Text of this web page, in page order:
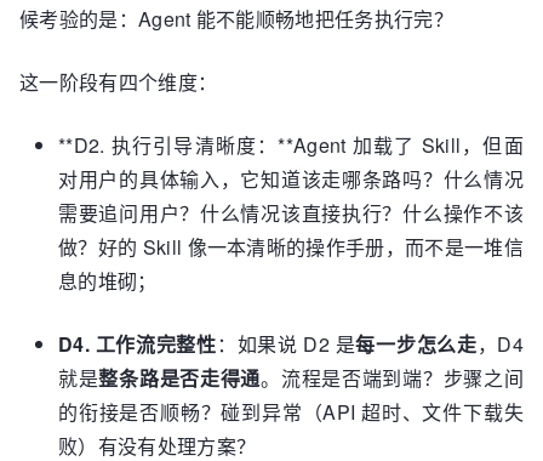
候考验的是：Agent 能不能顺畅地把任务执行完？
这一阶段有四个维度：
**D2. 执行引导清晰度：**Agent 加载了 Skill，但面
对用户的具体输入，它知道该走哪条路吗？什么情况
需要追问用户？什么情况该直接执行？什么操作不该
做？好的 Skill 像一本清晰的操作手册，而不是一堆信
息的堆砌；
D4. 工作流完整性：如果说 D2 是每一步怎么走，D4
就是整条路是否走得通。流程是否端到端？步骤之间
的衔接是否顺畅？碰到异常（API 超时、文件下载失
败）有没有处理方案？